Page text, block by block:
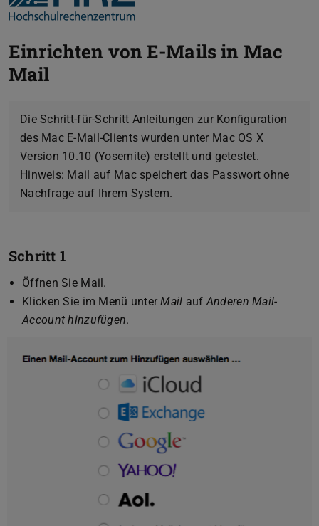
Einrichten von E-Mails in Mac
Mail
Die Schritt-für-Schritt Anleitungen zur Konfiguration
des Mac E-Mail-Clients wurden unter Mac OS X
Version 10.10 (Yosemite) erstellt und getestet.
Hinweis: Mail auf Mac speichert das Passwort ohne
Nachfrage auf Ihrem System.
Schritt 1
Öffnen Sie Mail.
Klicken Sie im Menü unterMail auf Anderen Mail-
Account hinzufügen.